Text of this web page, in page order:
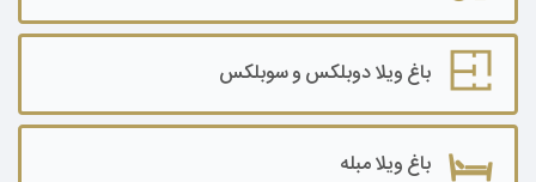
باغ ویلا دوبلکس و سوبلکس
باغ ویلا مبله